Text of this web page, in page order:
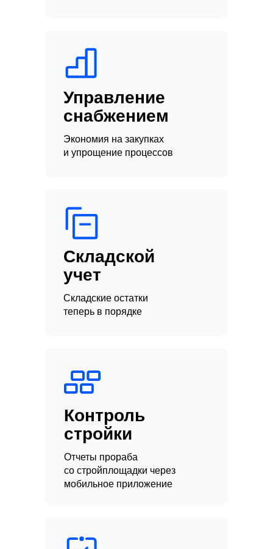
Управление
снабжением
Экономия на закупках
и упрощение процессов
Складской
учет
Складские остатки
теперь в порядке
Контроль
стройки
Отчеты прораба
со стройплощадки через
мобильное приложение